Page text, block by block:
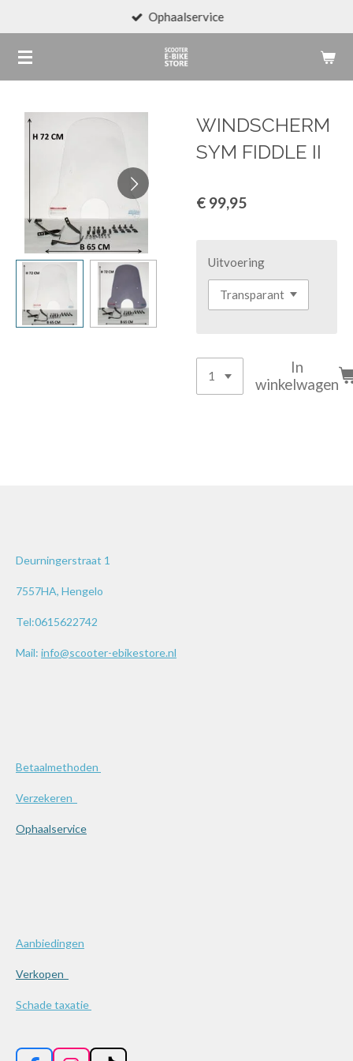
naar
de
Ophaalservice
WINDSCHERM
SYM FIDDLE II
€ 99,95
Uitvoering
In
winkelwagen
Deurningerstraat 1
7557HA, Hengelo
Tel:0615622742
Mail: info@scooter-ebikestore.nl
Betaalmethoden
Verzekeren
Ophaalservice
Aanbiedingen
Verkopen
Schade taxatie